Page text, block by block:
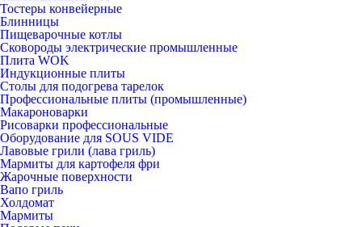
Тостеры конвейерные
Блинницы
Пищеварочные котлы
Сковороды электрические промышленные
Плита WOK
Индукционные плиты
Столы для подогрева тарелок
Профессиональные плиты (промышленные)
Макароноварки
Рисоварки профессиональные
Оборудование для SOUS VIDE
Лавовые грили (лава гриль)
Мармиты для картофеля фри
Жарочные поверхности
Вапо гриль
Холдомат
Мармиты